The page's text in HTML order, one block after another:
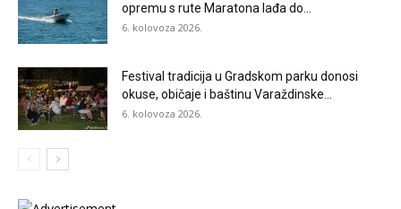
opremu s rute Maratona lađa do...
6. kolovoza 2026.
Festival tradicija u Gradskom parku donosi
okuse, običaje i baštinu Varaždinske...
6. kolovoza 2026.